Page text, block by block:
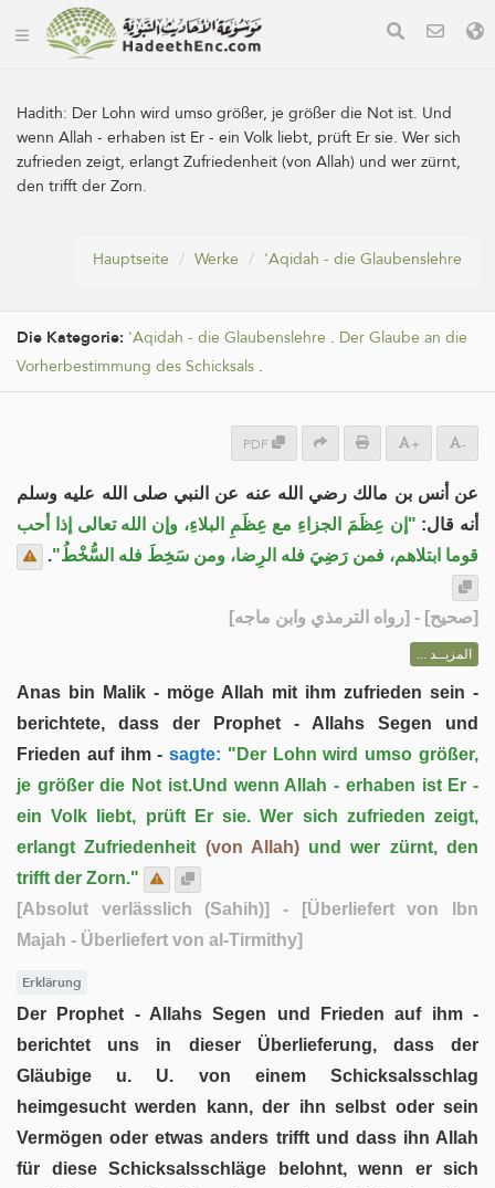
Hadith: Der Lohn wird umso größer, je größer die Not ist. Und
wenn Allah - erhaben ist Er - ein Volk liebt, prüft Er sie. Wer sich
zufrieden zeigt, erlangt Zufriedenheit (von Allah) und wer zürnt,
den trifft der Zorn.
Hauptseite Werke 'Aqidah - die Glaubenslehre
Die Kategorie: 'Aqidah - die Glaubenslehre . Der Glaube an die
Vorherbestimmung des Schicksals .
PDF + -
عن أنس بن مالك رضي الله عنه عن النبي صلى الله عليه وسلم
أنه قال: "إن عِظَمَ الجزاءِ مع عِظَمِ البلاءِ، وإن الله تعالى إذا أحب
قوما ابتلاهم، فمن رَضِيَ فله الرِضا، ومن سَخِطَ فله السُّخْطُ".
[صحيح] - [رواه الترمذي وابن ماجه]
المزيــد ...
Anas bin Malik - möge Allah mit ihm zufrieden sein -
berichtete, dass der Prophet - Allahs Segen und
Frieden auf ihm - sagte: "Der Lohn wird umso größer,
je größer die Not ist.Und wenn Allah - erhaben ist Er -
ein Volk liebt, prüft Er sie. Wer sich zufrieden zeigt,
erlangt Zufriedenheit (von Allah)und wer zürnt, den
trifft der Zorn."
[Absolut verlässlich (Sahih)]
- [Überliefert von Ibn
Majah - Überliefert von al-Tirmithy]
Erklärung
Der Prophet - Allahs Segen und Frieden auf ihm -
berichtet uns in dieser Überlieferung, dass der
Gläubige u. U. von einem Schicksalsschlag
heimgesucht werden kann, der ihn selbst oder sein
Vermögen oder etwas anders trifft und dass ihn Allah
für diese Schicksalsschläge belohnt, wenn er sich